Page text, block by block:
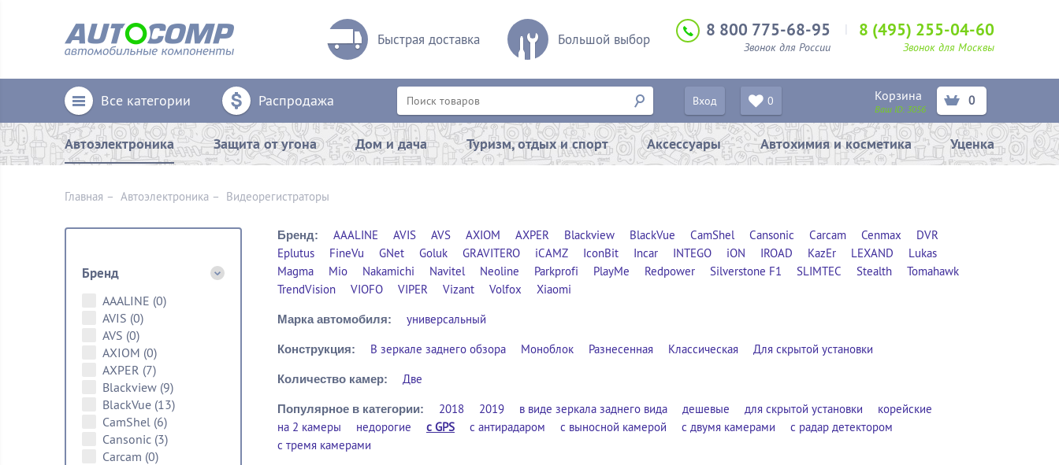
Быстрая доставка Большой выбор 8 800 775-68-95
Звонок для России
8 (495) 255-04-60
Звонок для Москвы
Все категории Распродажа Вход 0 Корзина
Ваш ID: 3056
0
Автоэлектроника Защита от угона Дом и дача Туризм, отдых и спорт Аксессуары Автохимия и косметика Уценка
Главная – Автоэлектроника – Видеорегистраторы
Бренд: AAALINE AVIS AVS AXIOM AXPER Blackview BlackVue CamShel Cansonic Carcam Cenmax
DVR
Eplutus
FineVu GNet Goluk GRAVITERO iCAMZ IconBit Incar INTEGO iON IROAD KazEr LEXAND
Lukas
Magma
Mio Nakamichi Navitel Neoline Parkprofi PlayMe Redpower Silverstone F1 SLIMTEC Stealth
Tomahawk
TrendVision
VIOFO VIPER Vizant Volfox Xiaomi
Марка автомобиля: универсальный
Конструкция: В зеркале заднего обзора Моноблок Разнесенная Классическая Для скрытой установки
Количество камер: Две
Популярное в категории: 2018 2019 в виде зеркала заднего вида дешевые для скрытой установки
корейские
на 2 камеры
недорогие с GPS с антирадаром с выносной камерой с двумя камерами
с радар детектором
с тремя камерами
Бренд
AAALINE (0)
AVIS (0)
AVS (0)
AXIOM (0)
AXPER (7)
Blackview (9)
BlackVue (13)
CamShel (6)
Cansonic (3)
Carcam (0)